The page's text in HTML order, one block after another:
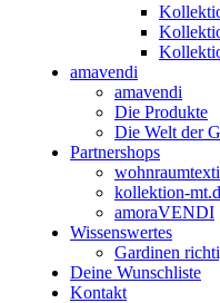
amavendi
amavendi
Die Produkte
Die Welt der
Partnershops
kollektion-
amoraVENDI
Wissenswertes
Gardinen
Deine Wunschliste
Kontakt